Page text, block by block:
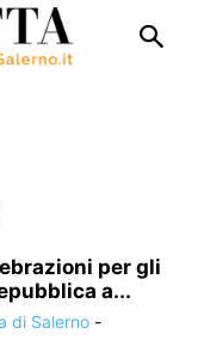
per gli
a...
di Salerno -